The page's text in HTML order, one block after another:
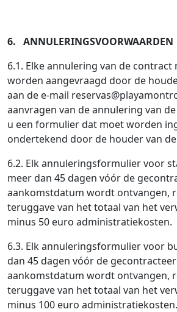
6. ANNULERINGSVOORWAARDEN
6.1. Elke annulering van de contract
worden aangevraagd door de
aan de e-mail
aanvragen van de annulering van
u een formulier dat moet worden
ondertekend door de houder van
6.2. Elk annuleringsformulier voor
meer dan 45 dagen vóór de
aankomstdatum wordt ontvangen,
teruggave van het totaal van het
minus 50 euro administratiekosten.
6.3. Elk annuleringsformulier voor
dan 45 dagen vóór de
aankomstdatum wordt ontvangen,
teruggave van het totaal van het
minus 100 euro administratiekosten.